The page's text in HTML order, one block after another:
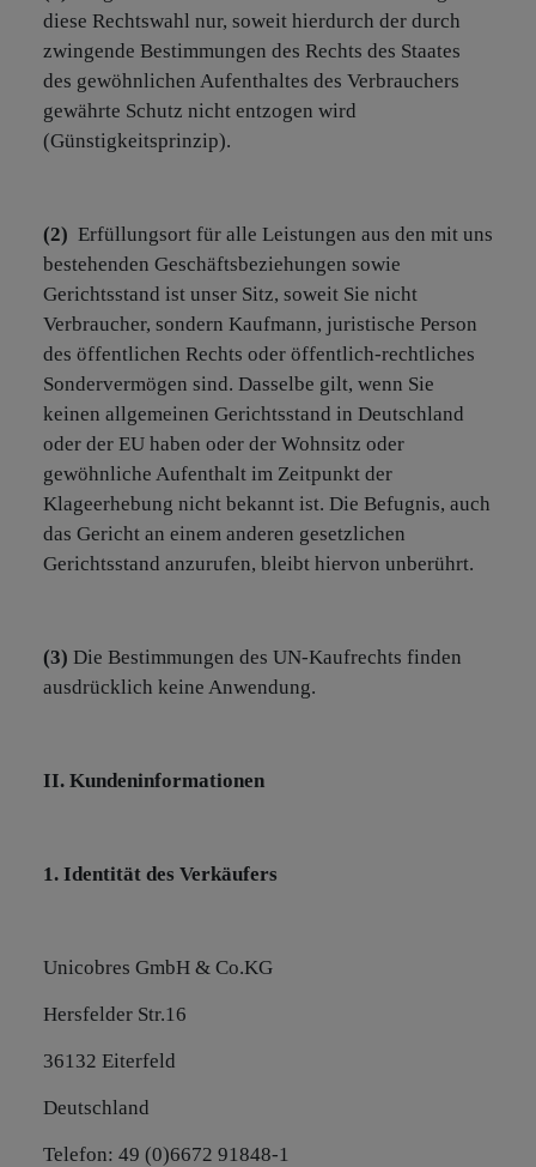
diese Rechtswahl nur, soweit hierdurch der durch
zwingende Bestimmungen des Rechts des Staates
des gewöhnlichen Aufenthaltes des Verbrauchers
gewährte Schutz nicht entzogen wird
(Günstigkeitsprinzip).
(2) Erfüllungsort für alle Leistungen aus den mit uns
bestehenden Geschäftsbeziehungen sowie
Gerichtsstand ist unser Sitz, soweit Sie nicht
Verbraucher, sondern Kaufmann, juristische Person
des öffentlichen Rechts oder öffentlich-rechtliches
Sondervermögen sind. Dasselbe gilt, wenn Sie
keinen allgemeinen Gerichtsstand in Deutschland
oder der EU haben oder der Wohnsitz oder
gewöhnliche Aufenthalt im Zeitpunkt der
Klageerhebung nicht bekannt ist. Die Befugnis, auch
das Gericht an einem anderen gesetzlichen
Gerichtsstand anzurufen, bleibt hiervon unberührt.
(3) Die Bestimmungen des UN-Kaufrechts finden
ausdrücklich keine Anwendung.
II. Kundeninformationen
1. Identität des Verkäufers
Unicobres GmbH & Co.KG
Hersfelder Str.16
36132 Eiterfeld
Deutschland
Telefon: 49 (0)6672 91848-1